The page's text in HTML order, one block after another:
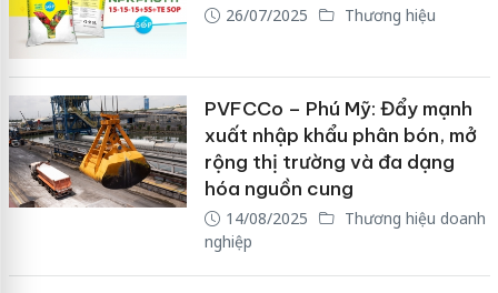
26/07/2025 Thương hiệu
PVFCCo – Phú Mỹ: Đẩy mạnh
xuất nhập khẩu phân bón, mở
rộng thị trường và đa dạng
hóa nguồn cung
14/08/2025
Thương hiệu doanh
nghiệp